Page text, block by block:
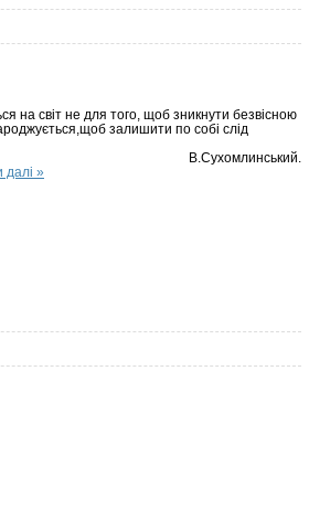
на світ не для того, щоб зникнути безвісною
залишити по собі слід
В.Сухомлинський.
далі »